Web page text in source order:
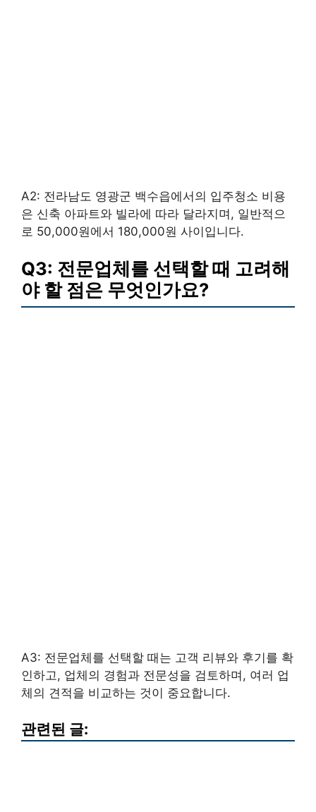
A2: 전라남도 영광군 백수읍에서의 입주청소 비용
은 신축 아파트와 빌라에 따라 달라지며, 일반적으
로 50,000원에서 180,000원 사이입니다.
Q3: 전문업체를 선택할 때 고려해
야 할 점은 무엇인가요?
A3: 전문업체를 선택할 때는 고객 리뷰와 후기를 확
인하고, 업체의 경험과 전문성을 검토하며, 여러 업
체의 견적을 비교하는 것이 중요합니다.
관련된 글: